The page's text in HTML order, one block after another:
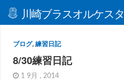
川崎ブラスオルケスタ
ブログ, 練習日記
8/30練習日記
1 9月 , 2014